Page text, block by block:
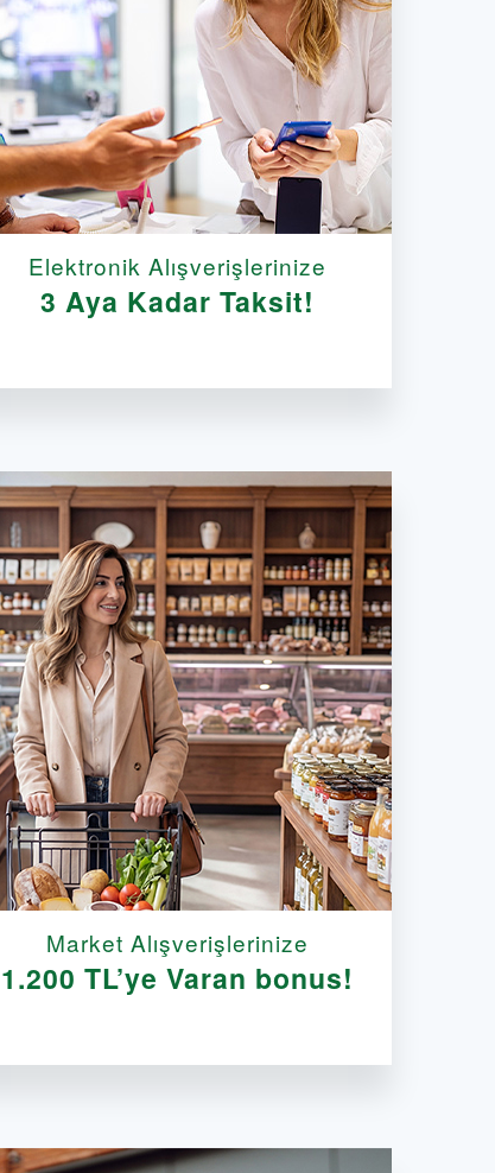
Elektronik Alışverişlerinize
3 Aya Kadar Taksit!
Market Alışverişlerinize
1.200 TL’ye Varan bonus!